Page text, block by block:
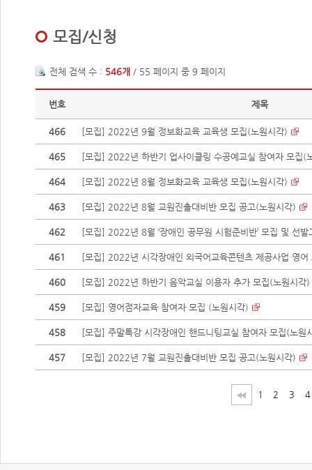
모집/신청
전체 검색 수 : 546개 / 55 페이지 중 9 페이지
번호 제목
466 [모집] 2022년 9월 정보화교육 교육생 모집(노원시각)
465 [모집] 2022년 하반기 업사이클링 수공예교실 참여자 모집(
464 [모집] 2022년 8월 정보화교육 교육생 모집(노원시각)
463 [모집] 2022년 8월 교원진출대비반 모집 공고(노원시각)
462 [모집] 2022년 8월 ‘장애인 공무원 시험준비반’ 모집 및 선
461 [모집] 2022년 시각장애인 외국어교육콘텐츠 제공사업 영
460 [모집] 2022년 하반기 음악교실 이용자 추가 모집(노원시각)
459 [모집] 영어점자교육 참여자 모집 (노원시각)
458 [모집] 주말특강 시각장애인 핸드니팅교실 참여자 모집(노원
457 [모집] 2022년 7월 교원진출대비반 모집 공고(노원시각)
1 2 3 4